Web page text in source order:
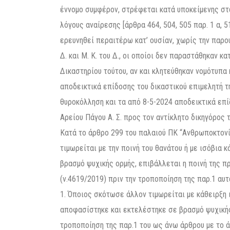
έννομο συμφέρον, στρέφεται κατά υποκείμενης
λόγους αναίρεσης [άρθρα 464, 504, 505 παρ. 1 α,
ερευνηθεί περαιτέρω κατ’ ουσίαν, χωρίς την
Δ. και Μ. Κ. του Δ., οι οποίοι δεν παραστάθηκαν
Δικαστηρίου τούτου, αν και κλητεύθηκαν
αποδεικτικά επίδοσης του δικαστικού
θυροκόλληση και τα από 8-5-2024 αποδεικτικά
Αρείου Πάγου Α. Σ. προς τον αντίκλητο δικηγόρος
Κατά το άρθρο 299 του παλαιού ΠΚ “Ανθρωποκτονία με πρόθεση: 1. Όποιος με πρόθεση σκότωσε άλλον τιμωρείται με την ποινή του θανάτου ή με ισόβια κάθειρξη. 2. Αν η πράξη αποφασίστηκε και εκτελέστηκε σε βρασμό ψυχικής ορμής, επιβάλλεται η ποινή της πρόσκαιρης κάθειρξης”. Κατά το ταυτάριθμό άρθρο του νέου ΠΚ (ν.4619/2019) πριν την τροποποίηση της παρ.1 αυτού με το άρθρο 63 του ν.4855/2021 “Ανθρωποκτονία με δόλο 1. Όποιος σκότωσε άλλον τιμωρείται με κάθειρξη ισόβια ή πρόσκαιρη τουλάχιστον δέκα ετών. 2. Αν η πράξη αποφασίστηκε και εκτελέστηκε σε βρασμό ψυχικής ορμής, επιβάλλεται κάθειρξη”. Μετά δε την παραπάνω τροποποίηση της παρ.1 του ως άνω άρθρου με το άρθρο 63 του Ν. 4855/2021 “Ανθρωποκτονία με δόλο 1. Όποιος σκότωσε άλλον τιμωρείται με ισόβια κάθειρξη. 2. Αν η πράξη αποφασίστηκε και εκτελέστηκε σε βρασμό ψυχικής ορμής, επιβάλλεται κάθειρξη”. Από το συνδυασμό των διατάξεων αυτών προκύπτει ότι διαφέρουν μόνο ως προς την ποινική μεταχείριση του δράστη ανθρωποκτονίας με πρόθεση (δόλο) και ότι ευμενέστερη για τον κατηγορούμενο, ως προς την ποινή, είναι η διάταξη του άρθρου 299 του ν.4619/2019. Καθόσον όμως αφορά τη στοιχειοθέτηση του εγκλήματος της ανθρωποκτονίας με δόλο, οι διατάξεις ουδόλως διαφέρουν και προς τούτο απαιτείται αντικειμενικώς μεν, η αφαίρεση της ζωής άλλου ανθρώπου, με θετική ενέργεια ή παράλειψη οφειλόμενης από το νόμο ενέργειας, υποκειμενικώς δε, δόλος, άμεσος ή ενδεχόμενος. Ειδικότερα, για την αντικειμενική στοιχειοθέτηση του κακουργήματος της ανθρωποκτονίας από πρόθεση απαιτείται είτε θετική ενέργεια, δηλαδή άμεση ή έμμεση επίδραση επί του σώματος του θύματος, είτε παράλειψη οφειλόμενης ενέργειας κατά το άρθρο 15, που οδηγεί αιτιωδώς στην οριστική ανακοπή της λειτουργίας του εγκεφάλου του θύματος και συνεπώς, στον θάνατό του, εφόσον η ανθρωποκτονία είναι έγκλημα αποτελέσματος. Καθόσον αφορά δε, την αφαίρεση της ζωής άλλου με ενέργεια, η επίδραση επί του σώματος του θύματος μπορεί να γίνει με οποιονδήποτε τρόπο, δεδομένου ότι στο ως άνω άρθρο δεν τυποποιείται ορισμένη συμπεριφορά. Γι’ αυτό είναι ποινικώς αδιάφορη η ενέργεια (και το μέσο) με την οποία ο δράστης επέδρασε επί του σώματος του θύματος, αρκεί με επίδρασή του επί του σώματος του θύματος να το οδήγησε στον θάνατο. Ούτε για τη στοιχειοθέτηση της αντικειμενικής υπόστασης του κακουργήματος της ανθρωποκτονίας με ενέργεια απαιτείται να εξειδικεύεται από το Δικαστήριο η επίδραση αυτή του δράστη επί του σώματος του θύματος, που ενδέχεται να μην μπορεί να διαπιστωθεί επακριβώς, ιδίως αν δεν έχει ανευρεθεί η σορός του θύματος, ούτε, άλλωστε, απαιτείται για την αντικειμενική στοιχειοθέτηση του εγκλήματος αυτού η ανεύρεση της σορού του θύματος, αφού ο δράστης μπορεί να την έχει αποκρύψει επιμελώς, έτσι ώστε, να μην μπορεί αυτή να βρεθεί (ΑΠ 497/2021). Συνακόλουθα, αν το Δικαστήριο σχηματίσει δικανική πεποίθηση ότι ο κατηγορούμενος αφαίρεσε με ενέργεια τη ζωή του θύματος, δεν απαιτείται η εξειδίκευση του τρόπου και του μέσου με τα οποία ο δράστης επέφερε με ενέργειά του τον θάνατο, αφού το άρθρο 299 ΠΚ καλύπτει κάθε τρόπο τέλεσης. Η εξειδίκευση του τρόπου τέλεσης απαιτείται μόνο σε περίπτωση αρνητικού ισχυρισμού του κατηγορουμένου σχετικώς με το αν η ενέργειά του, την οποία, ωστόσο, οφείλει ο ίδιος να προσδιορίζει για να είναι ορισμένος ο ισχυρισμός του, συνδέεται αιτιωδώς με τον θάνατο του θύματος. Για την υποκειμενική δε στοιχειοθέτηση του κακουργήματος της ανθρωποκτονίας με πρόθεση, απαιτείται δόλος, που περιλαμβάνει τη γνώση των αντικειμενικών στοιχείων της πράξης και τη θέληση καταστροφής της ζωής του άλλου ανθρώπου. Ο δόλος πρέπει δε να κατευθύνεται προς την αφαίρεση της ζωής άλλου (άμεσος δόλος), ενώ αρκεί για τη θεμελίωση της υποκειμενικής υποστάσεως της άνω ανθρωποκτονίας και ενδεχόμενος δόλος. Με άμεσο δόλο ενεργεί εκείνος που θέλει την παραγωγή του εγκληματικού αποτελέσματος, δηλαδή την καταστροφή της ζωής του άλλου ανθρώπου, καθώς και αυτός που δεν το επιδιώκει, αλλά προβλέπει ότι τούτο αποτελεί αναγκαία συνέπεια της πράξης του και δεν αφίσταται αυτής, ενώ με ενδεχόμενο δόλο πράττει εκείνος που προβλέπει ως δυνατό το άνω εγκληματικό αποτέλεσμα και το αποδέχεται. Επίσης, από τη διατύπωση του προαναφερόμενου άρθρου 299 ΠΚ συνάγεται, ότι για την ποινική μεταχείριση του δράστη της ανθρωποκτονίας με πρόθεση γίνεται διάκριση του δόλου σε δύο διαβαθμίσεις, ήτοι σε προμελετημένο (της παρ. 1) και απρομελέτητο (της παρ. 2), όταν υπάρχει βρασμός ψυχικής ορμής. Στην πρώτη περίπτωση απαιτείται ψυχική ηρεμία του δράστη είτε κατά την απόφαση είτε κατά την εκτέλεση της πράξης, μολονότι αυτό δεν αναφέρεται ρητώς στη διάταξη, ενώ στη δεύτερη περίπτωση απαιτείται ο δράστης να βρίσκεται υπό το κράτος ψυχικής υπερδιέγερσης και κατά τη λήψη της απόφασης και κατά την εκτέλεση της ανθρωποκτονίας,